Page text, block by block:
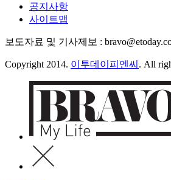
공지사항
사이트맵
보도자료 및 기사제보 :
Copyright 2014. 이투데이피엔씨 . All